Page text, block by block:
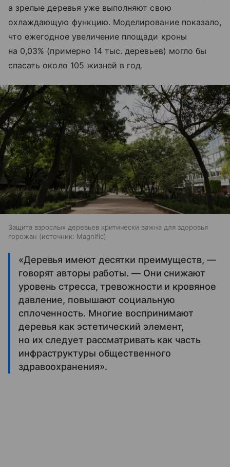
а зрелые деревья уже выполняют свою
охлаждающую функцию. Моделирование показало,
что ежегодное увеличение площади кроны
на 0,03% (примерно 14 тыс. деревьев) могло бы
спасать около 105 жизней в год.
Защита взрослых деревьев критически важна для здоровья
горожан
источник: Magnific
«Деревья имеют десятки преимуществ, —
говорят авторы работы. — Они снижают
уровень стресса, тревожности и кровяное
давление, повышают социальную
сплоченность. Многие воспринимают
деревья как эстетический элемент,
но их следует рассматривать как часть
инфраструктуры общественного
здравоохранения».